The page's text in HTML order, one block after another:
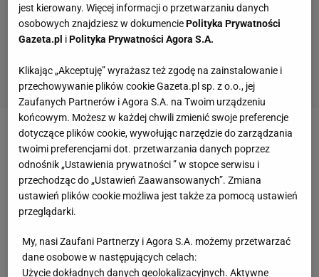
Początek pojedynku beniaminka z Zielonymi należał
jednak do gospodarzy. To oni jako pierwsi zagrozili
bramce Adriana Szadego. Co prawda w pierwszych
kilku sytuacjach górą był golkiper radomian, ale już w
ósmej minucie po raz pierwszy musiał wyciągać
futbolówkę z siatki. Strzelcem gola okazał się Paweł
Picleuk. Napastnik wykończył tym samym szybki
jest kierowany. Więcej informacji o przetwarzaniu danych
osobowych znajdziesz w dokumenciePolityka Prywatności
Gazeta.pl iPolityka Prywatności Agora S.A.
Klikając „Akceptuję” wyrażasz też zgodę na zainstalowanie i
przechowywanie plików cookie Gazeta.pl sp. z o.o., jej
Zaufanych Partnerów i Agora S.A. na Twoim urządzeniu
końcowym. Możesz w każdej chwili zmienić swoje preferencje
dotyczące plików cookie, wywołując narzędzie do zarządzania
twoimi preferencjami dot. przetwarzania danych poprzez
odnośnik „Ustawienia prywatności ” w stopce serwisu i
przechodząc do „Ustawień Zaawansowanych”. Zmiana
ustawień plików cookie możliwa jest także za pomocą ustawień
przeglądarki.
My, nasi Zaufani Partnerzy i Agora S.A. możemy przetwarzać
dane osobowe w następujących celach:
Użycie dokładnych danych geolokalizacyjnych. Aktywne